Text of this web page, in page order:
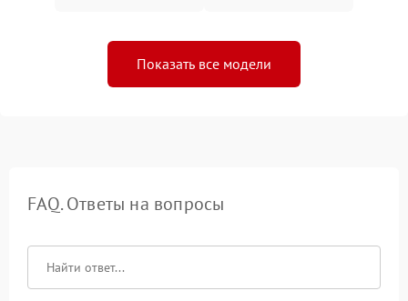
Показать все модели
FAQ. Ответы на вопросы